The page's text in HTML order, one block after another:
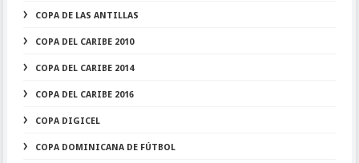
COPA DE LAS ANTILLAS
COPA DEL CARIBE 2010
COPA DEL CARIBE 2014
COPA DEL CARIBE 2016
COPA DIGICEL
COPA DOMINICANA DE FÚTBOL